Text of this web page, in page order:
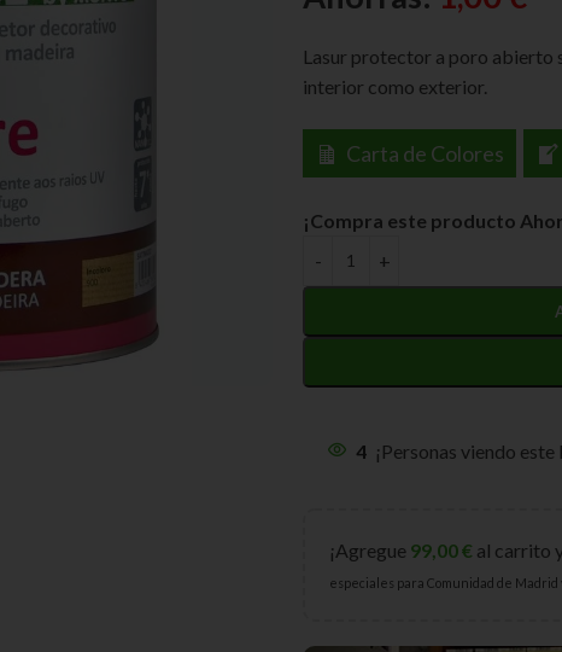
Lasur protector a poro abierto
interior como exterior.
Carta de Colores
¡Compra este producto
4 ¡Personas viendo
¡Agregue 99,00€ al carrito
especiales para Comunidad de Madrid